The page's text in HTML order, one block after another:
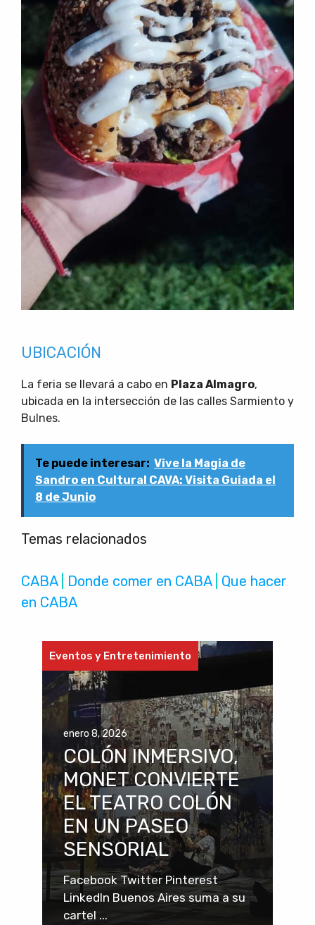
UBICACIÓN
La feria se llevará a cabo en Plaza Almagro,
ubicada en la intersección de las calles Sarmiento y
Bulnes.
Te puede interesar: Vive la Magia de
Sandro en Cultural CAVA: Visita Guiada el
8 de Junio
Temas relacionados
CABA | Donde comer en CABA | Que hacer
en CABA
Eventos y Entretenimiento
enero 8, 2026
COLÓN INMERSIVO,
MONET CONVIERTE
EL TEATRO COLÓN
EN UN PASEO
SENSORIAL
Facebook Twitter Pinterest
LinkedIn Buenos Aires suma a su
cartel ...